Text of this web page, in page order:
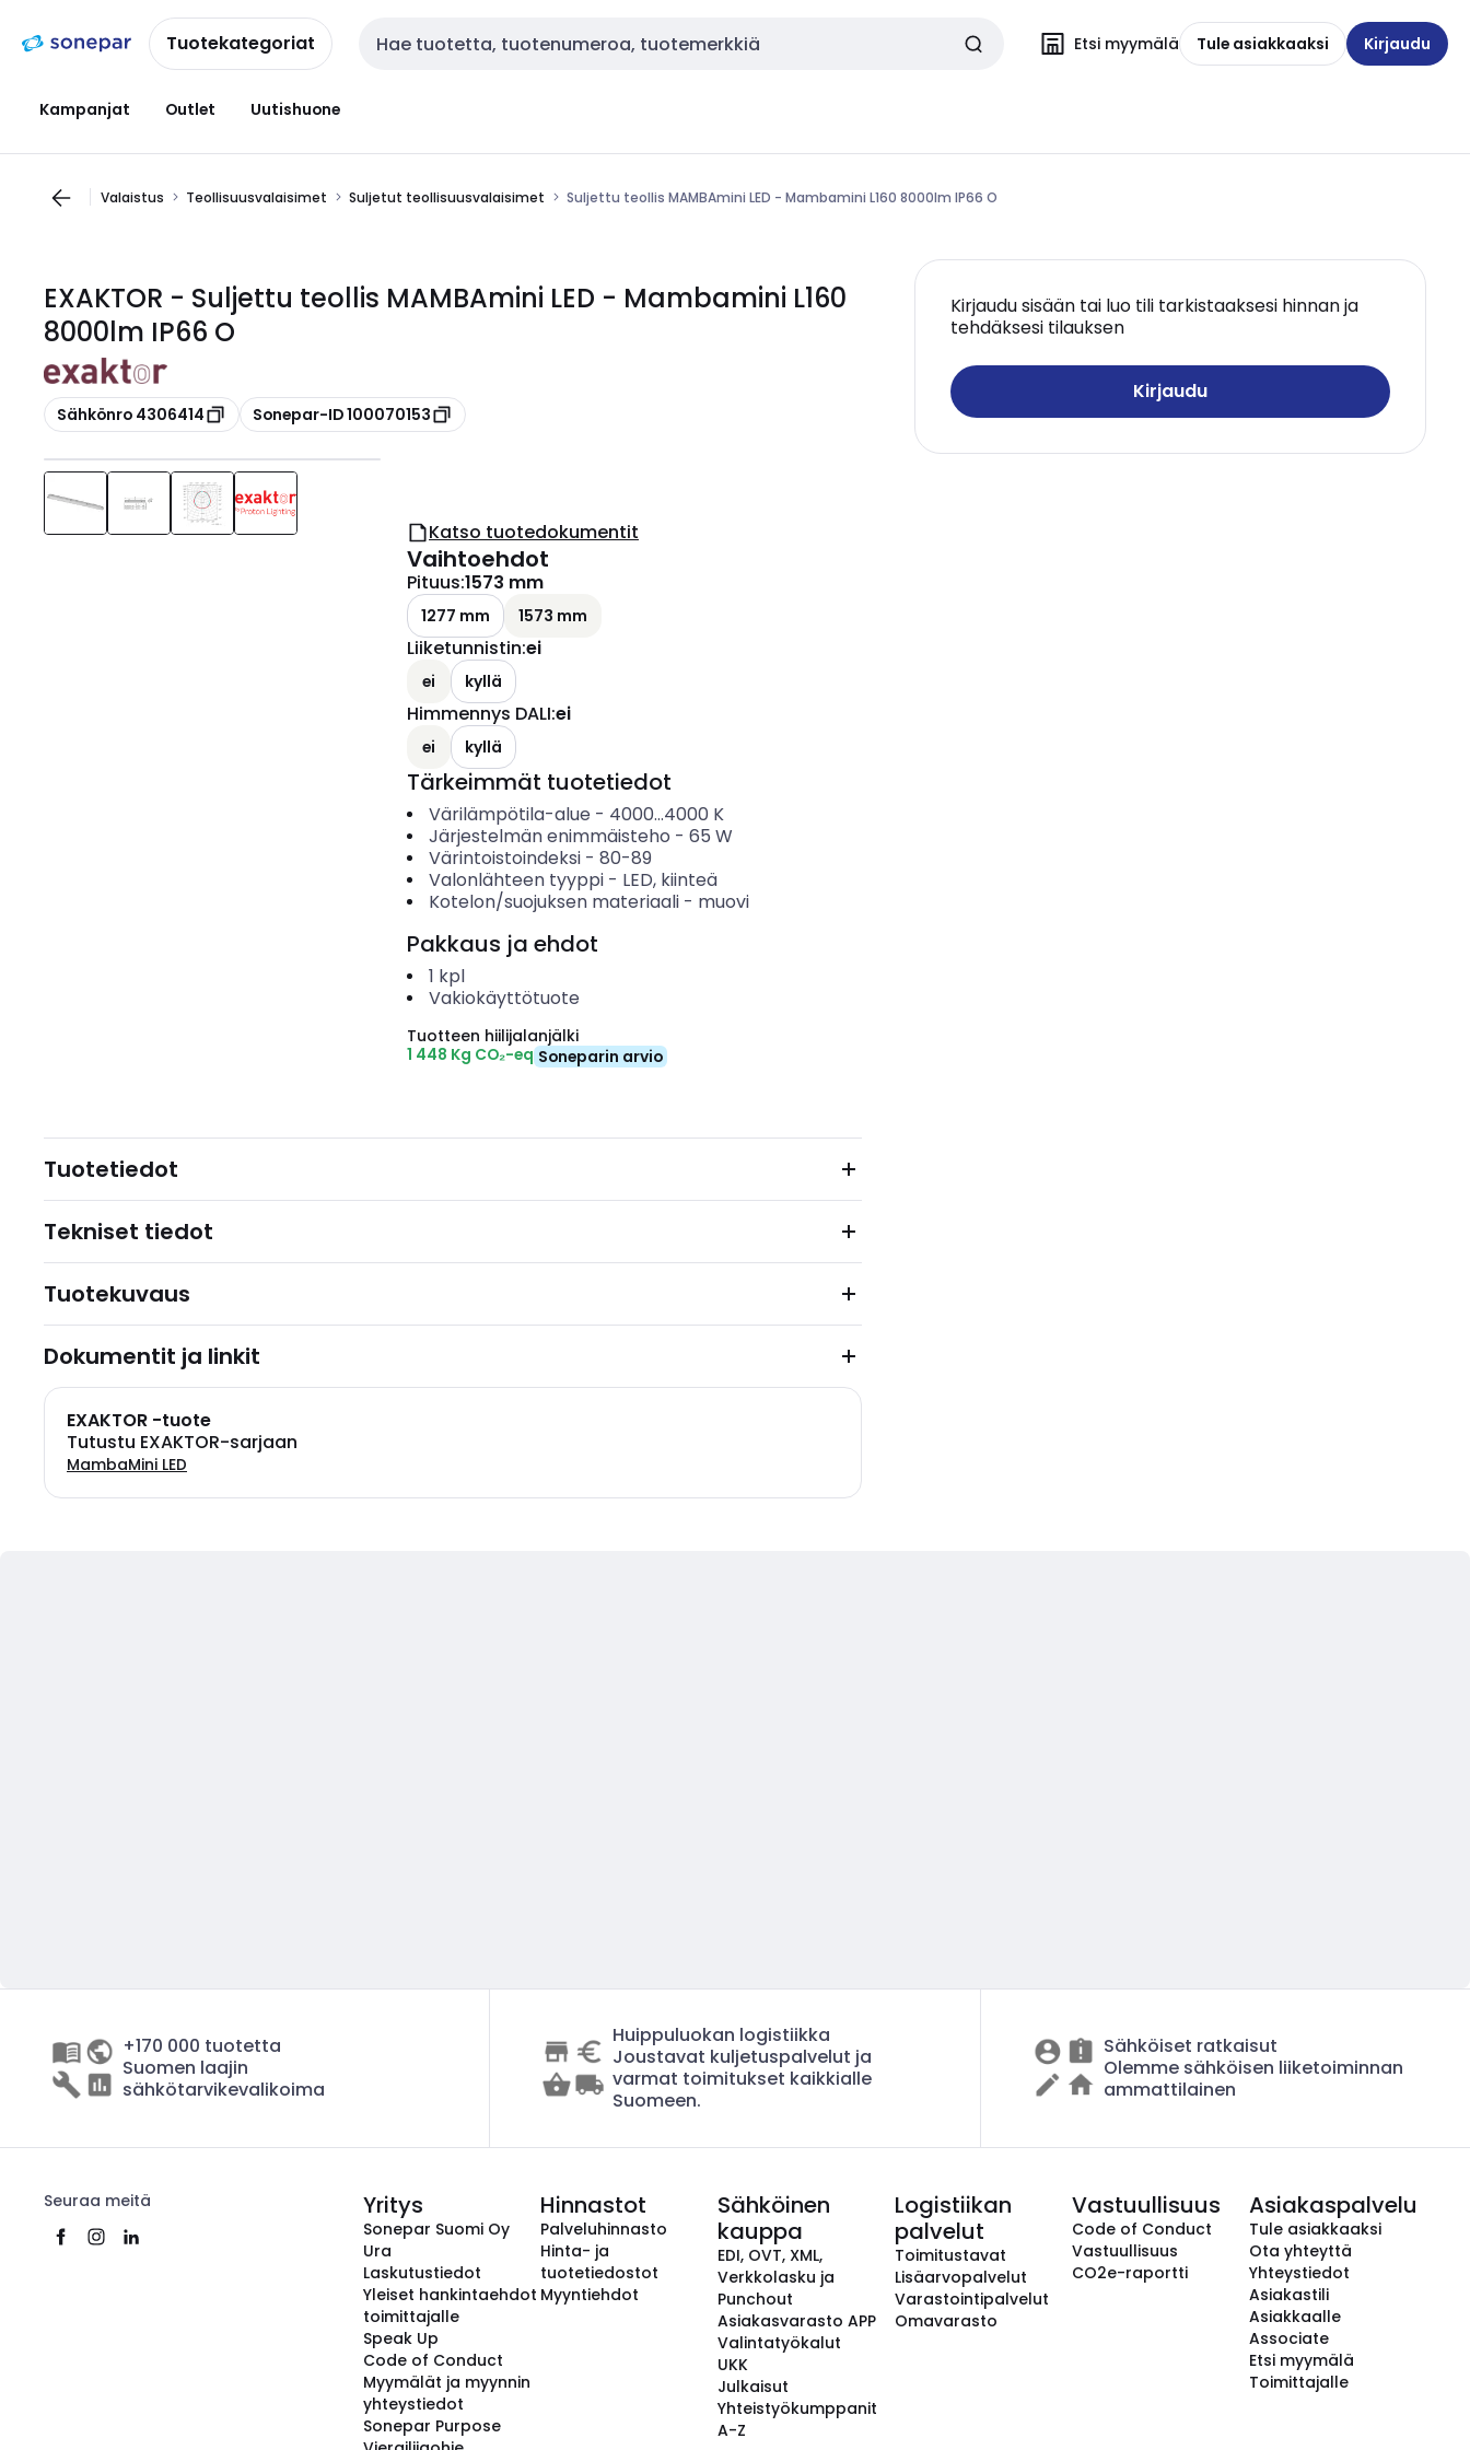
navigointiinsisältöönTuotekategoriat Haku Etsi myymälä Tule asiakkaaksi Kirjaudu
Kampanjat Outlet Uutishuone
Valaistus Teollisuusvalaisimet Suljetut teollisuusvalaisimet Suljettu teollis MAMBAmini LED - Mambamini L160 8000lm IP66 O
EXAKTOR - Suljettu teollis MAMBAmini LED - Mambamini L160
8000lm IP66 O
Kopioi
Sähkönro 4306414 Kopioi
Sonepar-ID 100070153
Kirjaudu sisään tai luo tili tarkistaaksesi hinnan ja
tehdäksesi tilauksen
Kirjaudu
Katso tuotedokumentit
Vaihtoehdot
Pituus:1573 mm
1277 mm 1573 mm
Liiketunnistin:ei
ei kyllä
Himmennys DALI:ei
ei kyllä
Tärkeimmät tuotetiedot
Värilämpötila-alue - 4000...4000 K
Järjestelmän enimmäisteho - 65 W
Värintoistoindeksi- 80-89
Valonlähteen tyyppi- LED, kiinteä
Kotelon/suojuksen materiaali- muovi
Pakkaus ja ehdot
1 kpl
Vakiokäyttötuote
Tuotteen hiilijalanjälki
1 448 Kg CO₂-eq Soneparin arvio
Tuotetiedot
Tekniset tiedot
Tuotekuvaus
Dokumentit ja linkit
EXAKTOR -tuote
Tutustu EXAKTOR-sarjaan
MambaMini LED
+170 000 tuotetta
Suomen laajin
sähkötarvikevalikoima
Huippuluokan logistiikka
Joustavat kuljetuspalvelut ja
varmat toimitukset kaikkialle
Suomeen.
Sähköiset ratkaisut
Olemme sähköisen liiketoiminnan
ammattilainen
Seuraa meitä Yritys
Sonepar Suomi Oy
Ura
Laskutustiedot
Yleiset hankintaehdot
toimittajalle
Speak Up
Code of Conduct
Myymälät ja myynnin
yhteystiedot
Sonepar Purpose
Hinnastot
Palveluhinnasto
Hinta- ja
tuotetiedostot
Myyntiehdot
Sähköinen
kauppa
EDI, OVT, XML,
Verkkolasku ja
Punchout
Asiakasvarasto APP
Valintatyökalut
UKK
Julkaisut
Yhteistyökumppanit
A-Z
Logistiikan
palvelut
Toimitustavat
Lisäarvopalvelut
Varastointipalvelut
Omavarasto
Vastuullisuus
Code of Conduct
Vastuullisuus
CO2e-raportti
Asiakaspalvelu
Tule asiakkaaksi
Ota yhteyttä
Yhteystiedot
Asiakastili
Asiakkaalle
Associate
Etsi myymälä
Toimittajalle